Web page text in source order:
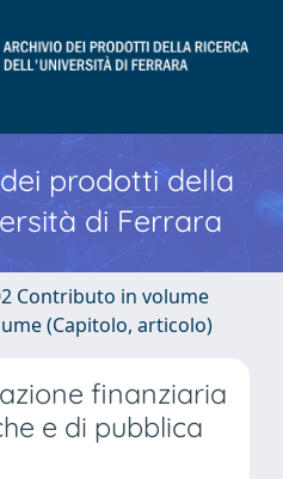
prodotti della
di Ferrara
Contributo in volume
(Capitolo, articolo)
finanziaria
e di pubblica